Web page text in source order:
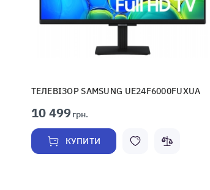
ТЕЛЕВІЗОР SAMSUNG UE24F6000FUXUA
10 499грн.
КУПИТИ